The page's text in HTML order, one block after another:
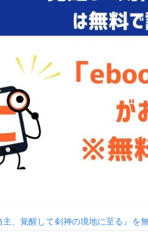
主、覚醒して剣神の境地に至る』